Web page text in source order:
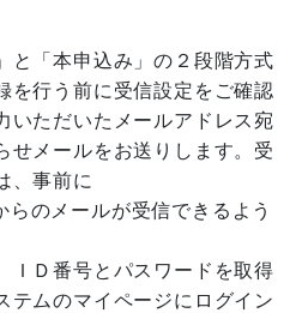
「本申込み」の２段階方式
を行う前に受信設定をご確認
いただいたメールアドレス宛
せメールをお送りします。受
、事前に
らのメールが受信できるよう
Ｄ番号とパスワードを取得
テムのマイページにログイン